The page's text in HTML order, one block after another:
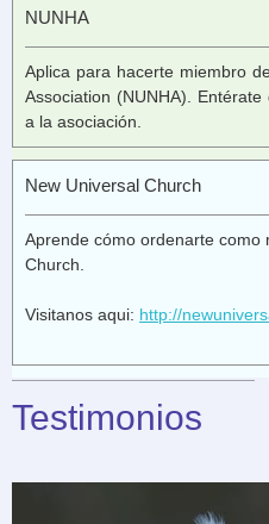
NUNHA
Aplica para hacerte miembro
Association (NUNHA).
a la asociación.
New Universal Church
Aprende cómo ordenarte como
Church.
Visitanos aqui: http://
Testimonios